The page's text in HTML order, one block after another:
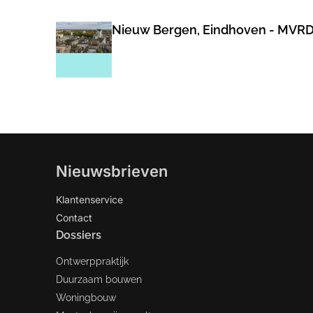
Nieuw Bergen, Eindhoven -
Nieuwsbrieven
Klantenservice
Contact
Dossiers
Ontwerppraktijk
Duurzaam bouwen
Woningbouw